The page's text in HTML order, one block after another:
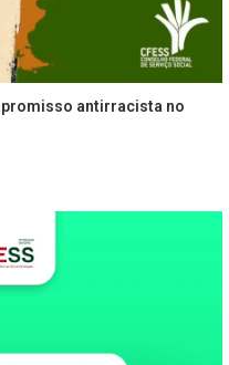
antirracista no